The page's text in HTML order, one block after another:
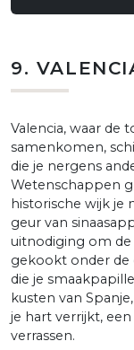
9.
Valencia, waar de
samenkomen,
die je nergens
Wetenschappen
historische wijk je
geur van
uitnodiging om de
gekookt onder de
die je
kusten van
je hart verrijkt,
verrassen.